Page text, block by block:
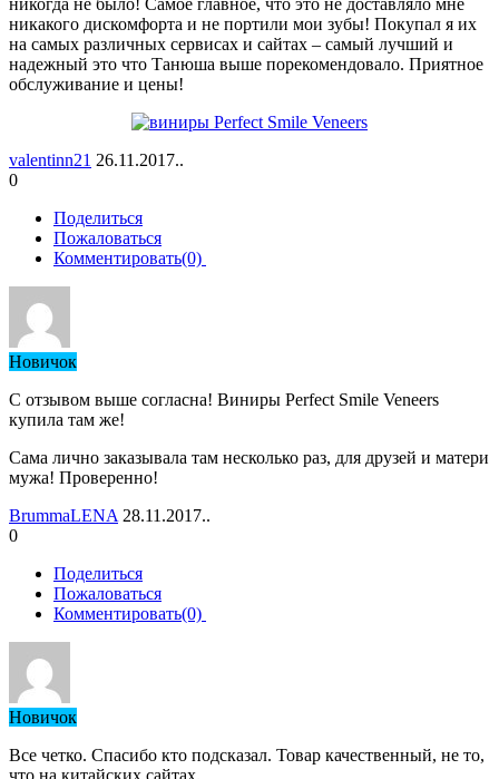
никакого дискомфорта и не портили мои зубы! Покупал я их
на самых различных сервисах и сайтах – самый лучший и
надежный это что Танюша выше порекомендовало. Приятное
обслуживание и цены!
valentinn21 26.11.2017..
0
Поделиться
Пожаловаться
Комментировать(0)
Новичок
С отзывом выше согласна! Виниры Perfect Smile Veneers
купила там же!
Сама лично заказывала там несколько раз, для друзей и матери
мужа! Проверенно!
BrummaLENA 28.11.2017..
0
Поделиться
Пожаловаться
Комментировать(0)
Новичок
Все четко. Спасибо кто подсказал. Товар качественный, не то,
что на китайских сайтах.